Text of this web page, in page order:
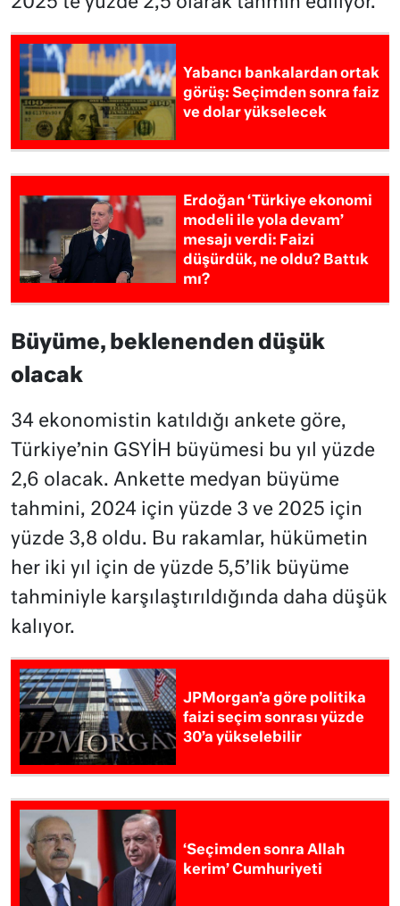
Yabancı bankalardan ortak
görüş: Seçimden sonra faiz
ve dolar yükselecek
Erdoğan ‘Türkiye ekonomi
modeli ile yola devam’
mesajı verdi: Faizi
düşürdük, ne oldu? Battık
mı?
Büyüme, beklenenden düşük
olacak
34 ekonomistin katıldığı ankete göre,
Türkiye’nin GSYİH büyümesi bu yıl yüzde
2,6 olacak. Ankette medyan büyüme
tahmini, 2024 için yüzde 3 ve 2025 için
yüzde 3,8 oldu. Bu rakamlar, hükümetin
her iki yıl için de yüzde 5,5’lik büyüme
tahminiyle karşılaştırıldığında daha düşük
kalıyor.
JPMorgan’a göre politika
faizi seçim sonrası yüzde
30’a yükselebilir
‘Seçimden sonra Allah
kerim’ Cumhuriyeti